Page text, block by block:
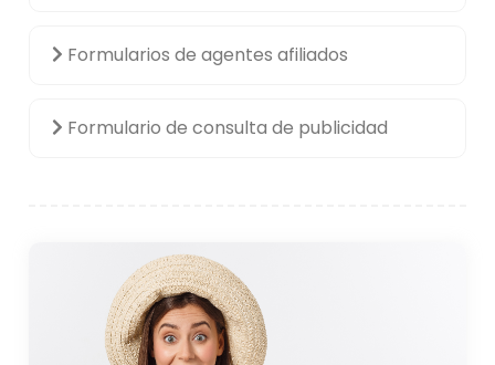
Formularios de agentes afiliados
Formulario de consulta de publicidad